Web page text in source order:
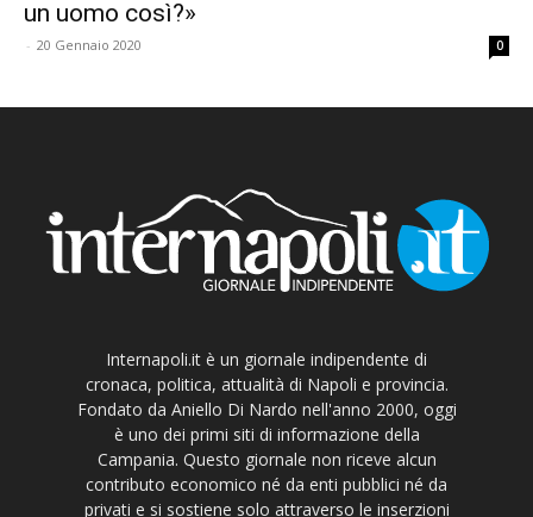
un uomo così?»
- 20 Gennaio 2020 0
Internapoli.it è un giornale indipendente di
cronaca, politica, attualità di Napoli e provincia.
Fondato da Aniello Di Nardo nell'anno 2000, oggi
è uno dei primi siti di informazione della
Campania. Questo giornale non riceve alcun
contributo economico né da enti pubblici né da
privati e si sostiene solo attraverso le inserzioni